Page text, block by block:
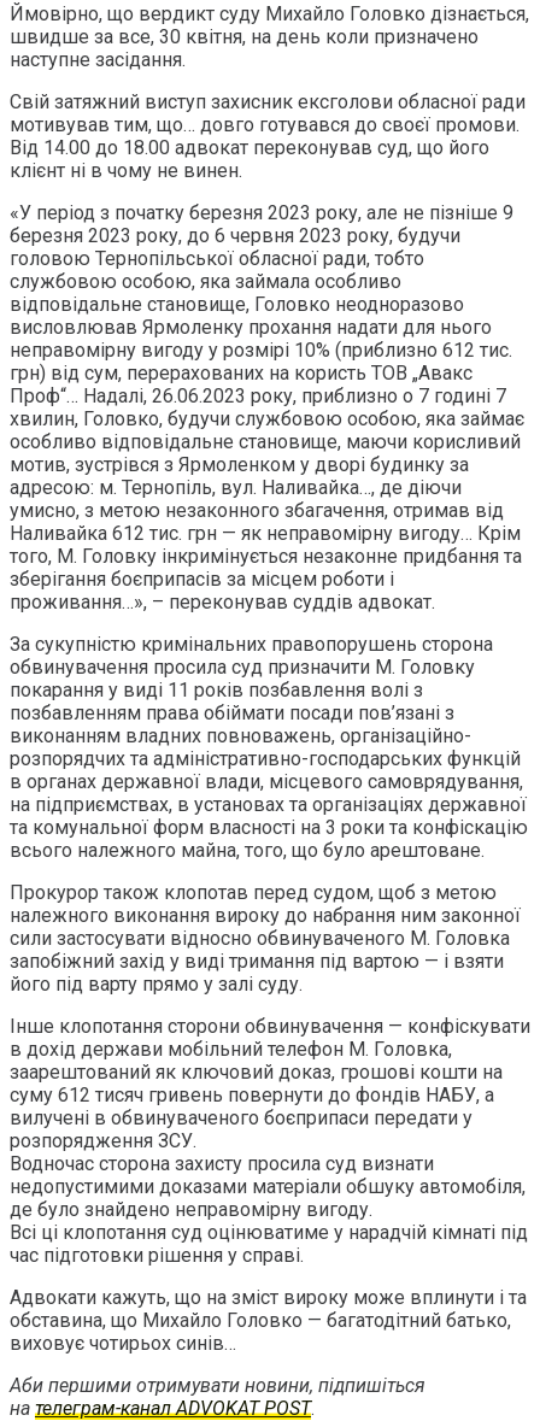
Ймовірно, що вердикт суду Михайло Головко дізнається,
швидше за все, 30 квітня, на день коли призначено
наступне засідання.
Свій затяжний виступ захисник ексголови обласної ради
мотивував тим, що… довго готувався до своєї промови.
Від 14.00 до 18.00 адвокат переконував суд, що його
клієнт ні в чому не винен.
«У період з початку березня 2023 року, але не пізніше 9
березня 2023 року, до 6 червня 2023 року, будучи
головою Тернопільської обласної ради, тобто
службовою особою, яка займала особливо
відповідальне становище, Головко неодноразово
висловлював Ярмоленку прохання надати для нього
неправомірну вигоду у розмірі 10% (приблизно 612 тис.
грн) від сум, перерахованих на користь ТОВ „Авакс
Проф“… Надалі, 26.06.2023 року, приблизно о 7 годині 7
хвилин, Головко, будучи службовою особою, яка займає
особливо відповідальне становище, маючи корисливий
мотив, зустрівся з Ярмоленком у дворі будинку за
адресою: м. Тернопіль, вул. Наливайка…, де діючи
умисно, з метою незаконного збагачення, отримав від
Наливайка 612 тис. грн — як неправомірну вигоду… Крім
того, М. Головку інкримінується незаконне придбання та
зберігання боєприпасів за місцем роботи і
проживання…», – переконував суддів адвокат.
За сукупністю кримінальних правопорушень сторона
обвинувачення просила суд призначити М. Головку
покарання у виді 11 років позбавлення волі з
позбавленням права обіймати посади пов’язані з
виконанням владних повноважень, організаційно-
розпорядчих та адміністративно-господарських функцій
в органах державної влади, місцевого самоврядування,
на підприємствах, в установах та організаціях державної
та комунальної форм власності на 3 роки та конфіскацію
всього належного майна, того, що було арештоване.
Прокурор також клопотав перед судом, щоб з метою
належного виконання вироку до набрання ним законної
сили застосувати відносно обвинуваченого М. Головка
запобіжний захід у виді тримання під вартою — і взяти
його під варту прямо у залі суду.
Інше клопотання сторони обвинувачення — конфіскувати
в дохід держави мобільний телефон М. Головка,
заарештований як ключовий доказ, грошові кошти на
суму 612 тисяч гривень повернути до фондів НАБУ, а
вилучені в обвинуваченого боєприпаси передати у
розпорядження ЗСУ.
Водночас сторона захисту просила суд визнати
недопустимими доказами матеріали обшуку автомобіля,
де було знайдено неправомірну вигоду.
Всі ці клопотання суд оцінюватиме у нарадчій кімнаті під
час підготовки рішення у справі.
Адвокати кажуть, що на зміст вироку може вплинути і та
обставина, що Михайло Головко — багатодітний батько,
виховує чотирьох синів…
Аби першими отримувати новини, підпишіться
на телеграм-канал ADVOKAT POST.